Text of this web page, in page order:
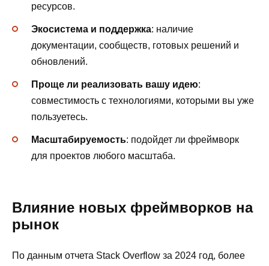
ресурсов.
Экосистема и поддержка: наличие
документации, сообществ, готовых решений и
обновлений.
Проще ли реализовать вашу идею:
совместимость с технологиями, которыми вы уже
пользуетесь.
Масштабируемость: подойдет ли фреймворк
для проектов любого масштаба.
Влияние новых фреймворков на
рынок
По данным отчета Stack Overflow за 2024 год, более